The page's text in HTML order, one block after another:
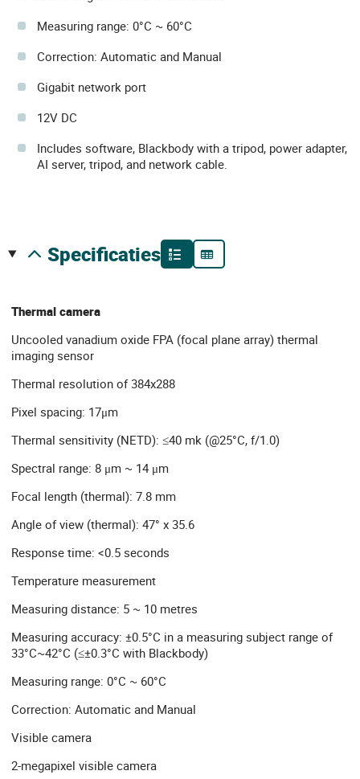
Measuring range: 0°C ~ 60°C
Correction: Automatic and Manual
Gigabit network port
12V DC
Includes software, Blackbody with a tripod, power adapter,
AI server, tripod, and network cable.
specificaties
Thermal camera
Uncooled vanadium oxide FPA (focal plane array) thermal
imaging sensor
Thermal resolution of 384x288
Pixel spacing: 17μm
Thermal sensitivity (NETD): ≤40 mk (@25°C, f/1.0)
Spectral range: 8 μm ~ 14 μm
Focal length (thermal): 7.8 mm
Angle of view (thermal): 47° x 35.6
Response time: <0.5 seconds
Temperature measurement
Measuring distance: 5 ~ 10 metres
Measuring accuracy: ±0.5°C in a measuring subject range of
33°C~42°C (≤±0.3°C with Blackbody)
Measuring range: 0°C ~ 60°C
Correction: Automatic and Manual
Visible camera
2-megapixel visible camera